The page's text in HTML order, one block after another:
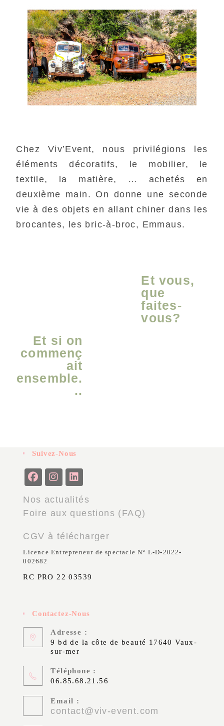
Chez Viv’Event, nous privilégions les
éléments décoratifs, le mobilier, le
textile, la matière, … achetés en
deuxième main. On donne une seconde
vie à des objets en allant chiner dans les
brocantes, les bric-à-broc, Emmaus.
Et vous,
que
faites-
vous?
Et si on
commenç
ait
ensemble.
..
Suivez-Nous
Nos actualités
Foire aux questions (FAQ)
CGV à télécharger
Licence Entrepreneur de spectacle N° L-D-2022-
002682
RC PRO 22 03539
Contactez-Nous
Adresse :
9 bd de la côte de beauté 17640 Vaux-
sur-mer
Téléphone :
06.85.68.21.56
Email :
contact@viv-event.com